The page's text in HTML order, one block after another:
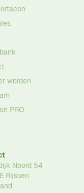
worden
PRO
Noord 54
Rijssen